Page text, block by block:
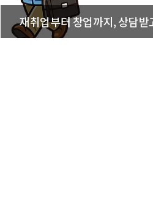
재취업부터 창업까지, 상담받